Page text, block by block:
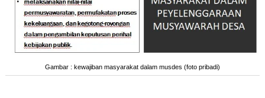
Gambar : kewajiban masyarakat dalam musdes (foto pribadi)